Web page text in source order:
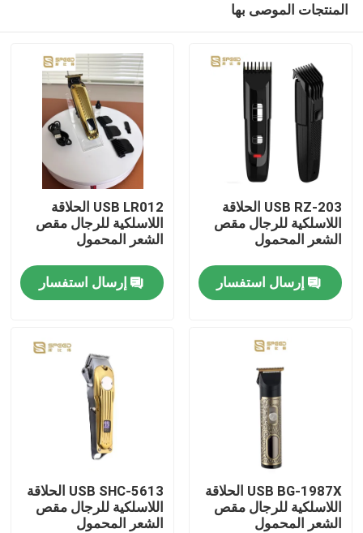
منزل
عرض الواقع الافتراضي
المنتجات الموصى بها
USB RZ-203 الحلاقة
اللاسلكية للرجال مقص
الشعر المحمول
إرسال استفسار
USB LR012 الحلاقة
اللاسلكية للرجال مقص
الشعر المحمول
إرسال استفسار
USB BG-1987X الحلاقة
اللاسلكية للرجال مقص
الشعر المحمول
USB SHC-5613 الحلاقة
اللاسلكية للرجال مقص
الشعر المحمول